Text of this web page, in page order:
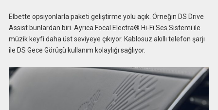
Elbette opsiyonlarla paketi geliştirme yolu açık. Örneğin DS Drive
Assist bunlardan biri. Ayrıca Focal Electra® Hi-Fi Ses Sistemi ile
müzik keyfi daha üst seviyeye çıkıyor. Kablosuz akıllı telefon şarjı
ile DS Gece Görüşü kullanım kolaylığı sağlıyor.